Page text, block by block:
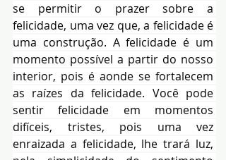
se permitir o prazer sobre a
felicidade, uma vez que, a felicidade é
uma construção. A felicidade é um
momento possível a partir do nosso
interior, pois é aonde se fortalecem
as raízes da felicidade. Você pode
sentir felicidade em momentos
difíceis, tristes, pois uma vez
enraizada a felicidade, lhe trará luz,